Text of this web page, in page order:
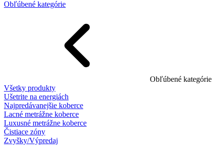
Obľúbené kategórie
Obľúbené kategórie
Všetky produkty
Ušetrite na energiách
Najpredávanejšie koberce
Lacné metrážne koberce
Luxusné metrážne koberce
Čistiace zóny
Zvyšky/Výpredaj